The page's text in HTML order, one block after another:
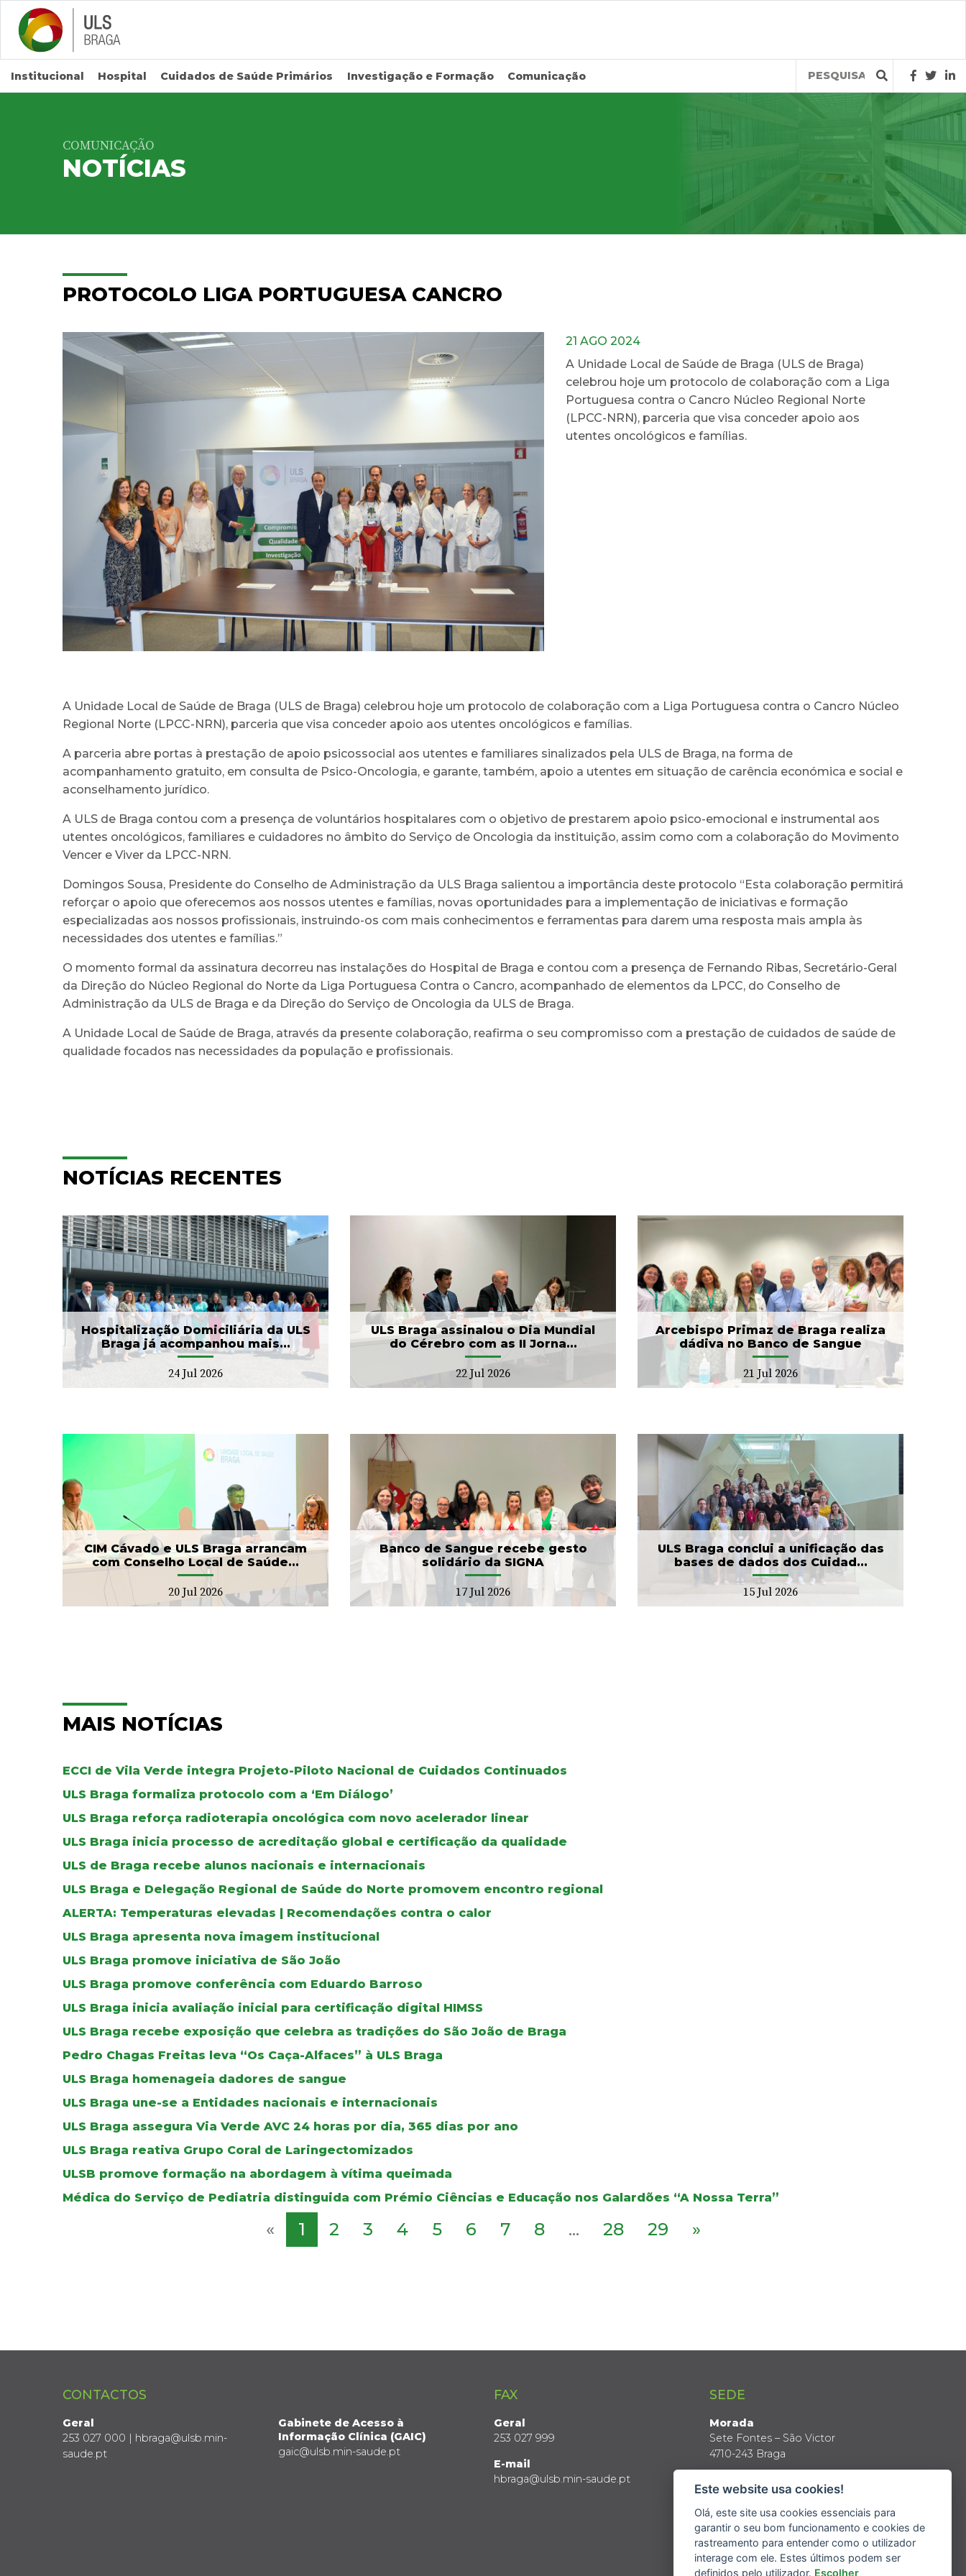
Saltar para conteúdo principal
Institucional Hospital Cuidados de Saúde Primários Investigação e Formação Comunicação
Query
COMUNICAÇÃO
NOTÍCIAS
PROTOCOLO LIGA PORTUGUESA CANCRO
21 AGO 2024
A Unidade Local de Saúde de Braga (ULS de Braga)
celebrou hoje um protocolo de colaboração com a Liga
Portuguesa contra o Cancro Núcleo Regional Norte
(LPCC-NRN), parceria que visa conceder apoio aos
utentes oncológicos e famílias.
A Unidade Local de Saúde de Braga (ULS de Braga) celebrou hoje um protocolo de colaboração com a Liga Portuguesa contra o Cancro Núcleo
Regional Norte (LPCC-NRN), parceria que visa conceder apoio aos utentes oncológicos e famílias.
A parceria abre portas à prestação de apoio psicossocial aos utentes e familiares sinalizados pela ULS de Braga, na forma de
acompanhamento gratuito, em consulta de Psico-Oncologia, e garante, também, apoio a utentes em situação de carência económica e social e
aconselhamento jurídico.
A ULS de Braga contou com a presença de voluntários hospitalares com o objetivo de prestarem apoio psico-emocional e instrumental aos
utentes oncológicos, familiares e cuidadores no âmbito do Serviço de Oncologia da instituição, assim como com a colaboração do Movimento
Vencer e Viver da LPCC-NRN.
Domingos Sousa, Presidente do Conselho de Administração da ULS Braga salientou a importância deste protocolo “Esta colaboração permitirá
reforçar o apoio que oferecemos aos nossos utentes e famílias, novas oportunidades para a implementação de iniciativas e formação
especializadas aos nossos profissionais, instruindo-os com mais conhecimentos e ferramentas para darem uma resposta mais ampla às
necessidades dos utentes e famílias.”
O momento formal da assinatura decorreu nas instalações do Hospital de Braga e contou com a presença de Fernando Ribas, Secretário-Geral
da Direção do Núcleo Regional do Norte da Liga Portuguesa Contra o Cancro, acompanhado de elementos da LPCC, do Conselho de
Administração da ULS de Braga e da Direção do Serviço de Oncologia da ULS de Braga.
A Unidade Local de Saúde de Braga, através da presente colaboração, reafirma o seu compromisso com a prestação de cuidados de saúde de
qualidade focados nas necessidades da população e profissionais.
NOTÍCIAS RECENTES
Hospitalização Domiciliária da ULS
Braga já acompanhou mais...
24 Jul 2026
ULS Braga assinalou o Dia Mundial
do Cérebro com as II Jorna...
22 Jul 2026
ULS Braga assinalou o Dia
Mundial do Cérebro com
as II Jorna...
22 Jul 2026
Arcebispo Primaz de Braga realiza
dádiva no Banco de Sangue
21 Jul 2026
Arcebispo Primaz de
Braga realiza dádiva no
Banco de Sangue
21 Jul 2026
CIM Cávado e ULS Braga arrancam
com Conselho Local de Saúde...
20 Jul 2026
Banco de Sangue recebe gesto
solidário da SIGNA
17 Jul 2026
Banco de Sangue recebe
gesto solidário da SIGNA
17 Jul 2026
ULS Braga conclui a unificação das
bases de dados dos Cuidad...
15 Jul 2026
ULS Braga conclui a
unificação das bases de
dados dos Cuidad...
15 Jul 2026
MAIS NOTÍCIAS
ECCI de Vila Verde integra Projeto-Piloto Nacional de Cuidados Continuados
ULS Braga formaliza protocolo com a ‘Em Diálogo’
ULS Braga reforça radioterapia oncológica com novo acelerador linear
ULS Braga inicia processo de acreditação global e certificação da qualidade
ULS de Braga recebe alunos nacionais e internacionais
ULS Braga e Delegação Regional de Saúde do Norte promovem encontro regional
ALERTA: Temperaturas elevadas | Recomendações contra o calor
ULS Braga apresenta nova imagem institucional
ULS Braga promove iniciativa de São João
ULS Braga promove conferência com Eduardo Barroso
ULS Braga inicia avaliação inicial para certificação digital HIMSS
ULS Braga recebe exposição que celebra as tradições do São João de Braga
Pedro Chagas Freitas leva “Os Caça-Alfaces” à ULS Braga
ULS Braga homenageia dadores de sangue
ULS Braga une-se a Entidades nacionais e internacionais
ULS Braga assegura Via Verde AVC 24 horas por dia, 365 dias por ano
ULS Braga reativa Grupo Coral de Laringectomizados
ULSB promove formação na abordagem à vítima queimada
Médica do Serviço de Pediatria distinguida com Prémio Ciências e Educação nos Galardões “A Nossa Terra”
« 1 2 3 4 5 6 7 8 ... 28 29 »
CONTACTOS
Geral
253 027 000 | hbraga@ulsb.min-
saude.pt
Gabinete de Acesso à
Informação Clínica (GAIC)
gaic@ulsb.min-saude.pt
FAX
Geral
253 027 999
E-mail
hbraga@ulsb.min-saude.pt
SEDE
Morada
Sete Fontes – São Victor
4710-243 Braga
Latitude: 41º 34’ N
Longitude: 8º 24’ W
Este website usa cookies!
Olá, este site usa cookies essenciais para
garantir o seu bom funcionamento e cookies de
rastreamento para entender como o utilizador
interage com ele. Estes últimos podem ser
definidos pelo utilizador. Escolher